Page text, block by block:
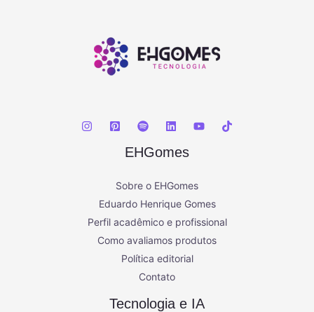
EHGomes
Sobre o EHGomes
Eduardo Henrique Gomes
Perfil acadêmico e profissional
Como avaliamos produtos
Política editorial
Contato
Tecnologia e IA